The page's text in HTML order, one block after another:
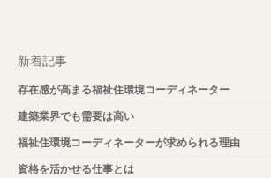
新着記事
存在感が高まる福祉住環境コーディネーター
建築業界でも需要は高い
福祉住環境コーディネーターが求められる理由
資格を活かせる仕事とは